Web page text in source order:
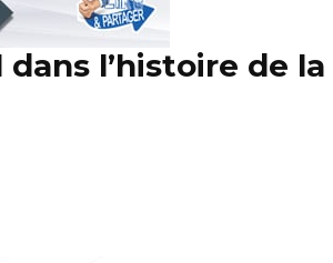
l’histoire de